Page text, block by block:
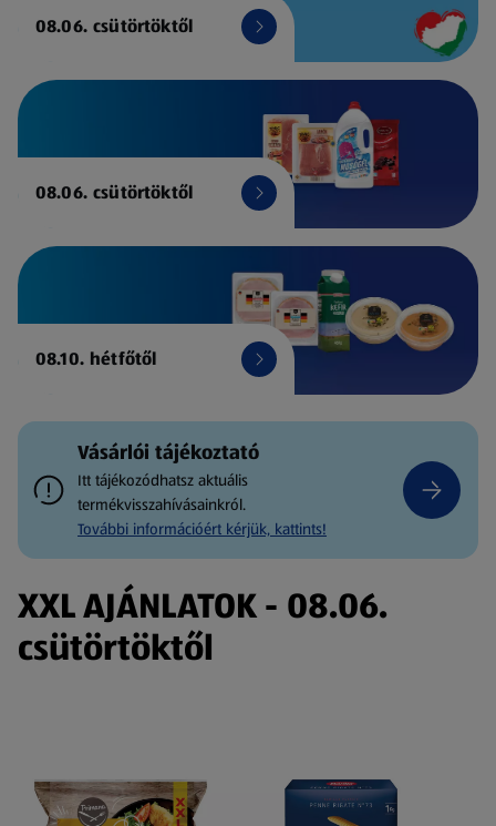
08.06. csütörtöktől
08.06. csütörtöktől
08.10. hétfőtől
Vásárlói tájékoztató
Itt tájékozódhatsz aktuális
termékvisszahívásainkról.
További információért kérjük, kattints!
XXL AJÁNLATOK - 08.06.
csütörtöktől